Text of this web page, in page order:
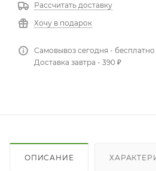
Рассчитать доставку
Хочу в подарок
Самовывоз сегодня - бесплатно
Доставка завтра - 390 ₽
ОПИСАНИЕ